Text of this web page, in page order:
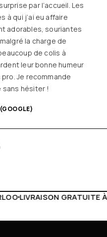
par l’accueil. Les
à qui j’ai eu affaire
adorables, souriantes
la charge de
de colis à
leur bonne humeur
Je recommande
hésiter !
PARTIR DE 150€LIVE